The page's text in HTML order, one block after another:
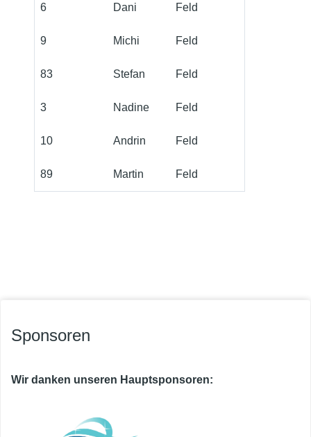
6 Dani Feld
9 Michi Feld
83 Stefan Feld
3 Nadine Feld
10 Andrin Feld
89 Martin Feld
Sponsoren
Wir danken unseren Hauptsponsoren: